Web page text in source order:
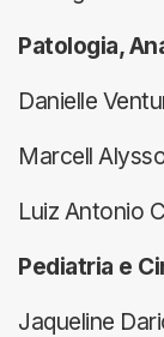
Patologia,
Danielle
Marcell
Luiz Antonio
Pediatria e
Jaqueline